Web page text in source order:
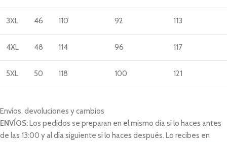
3XL 46 110 92 113
4XL 48 114 96 117
5XL 50 118 100 121
Envíos, devoluciones y cambios
ENVÍOS:Los pedidos se preparan en el mismo día si lo haces antes
de las 13:00 y al día siguiente si lo haces después. Lo recibes en